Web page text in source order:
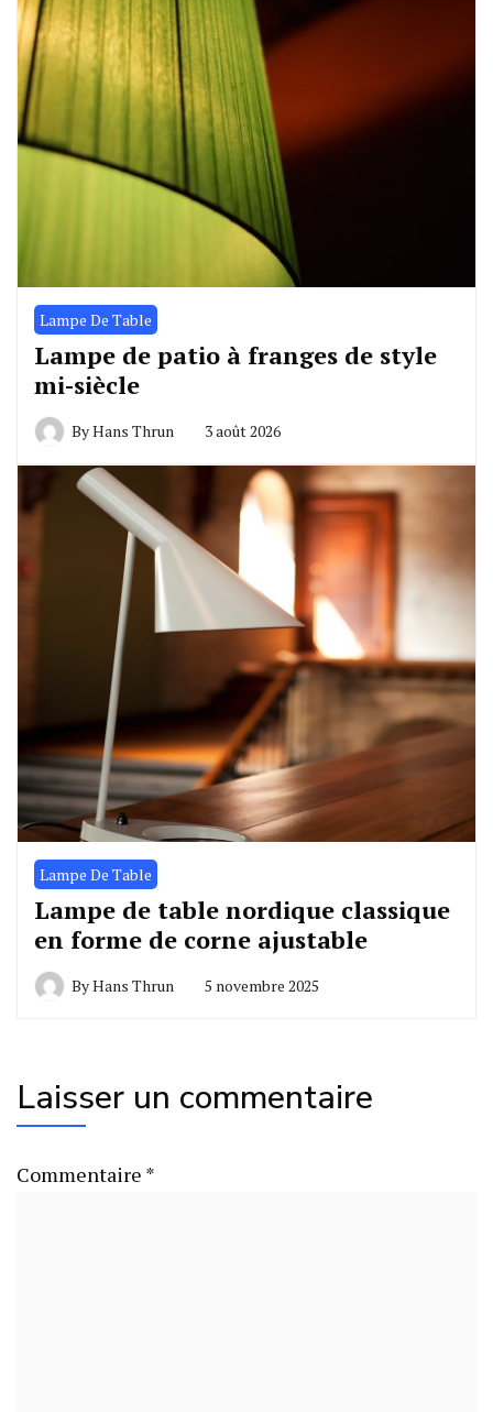
Lampe De Table
Lampe de patio à franges de style
mi-siècle
ByHans Thrun 3 août 2026
Lampe De Table
Lampe de table nordique classique
en forme de corne ajustable
ByHans Thrun 5 novembre 2025
Laisser un commentaire
Commentaire *